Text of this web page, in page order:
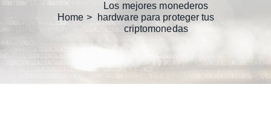
Home
Los mejores monederos
hardware para proteger tus
criptomonedas